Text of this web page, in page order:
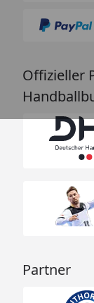
Offizieller
Partner